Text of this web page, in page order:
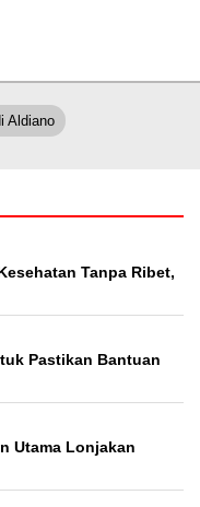
Aldiano
Tanpa Ribet,
Pastikan Bantuan
Utama Lonjakan